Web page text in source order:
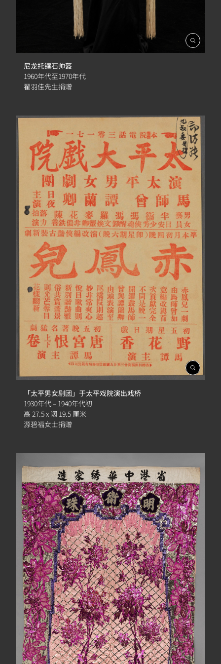
開
啟
尼龙托镶石帅盔
1960年代至1970年代
翟羽佳先生捐赠
開
啟
「太平男女剧团」于太平戏院演出戏桥
1930年代 – 1940年代初
高 27.5 x 阔 19.5 厘米
源碧福女士捐赠